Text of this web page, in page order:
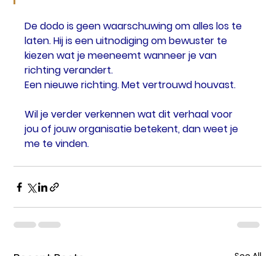
De dodo is geen waarschuwing om alles los te
laten. Hij is een uitnodiging om bewuster te
kiezen wat je meeneemt wanneer je van
richting verandert.
Een nieuwe richting. Met vertrouwd houvast.
Wil je verder verkennen wat dit verhaal voor
jou of jouw organisatie betekent, dan weet je
me te vinden.